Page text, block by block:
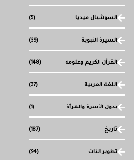
السوشيال ميديا (5)
السيرة النبوية (39)
القرآن الكريم وعلومه (148)
اللغة العربية (37)
بدون الأسرة والمرأة (1)
تاريخ (187)
تطوير الذات (94)